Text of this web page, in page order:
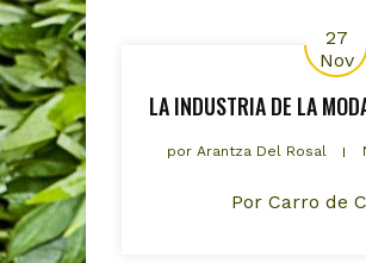
27
Nov
LA INDUSTRIA DE LA
por Arantza Del Rosal
Por Carro de